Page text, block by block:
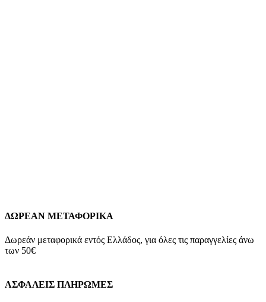
ΔΩΡΕΑΝ ΜΕΤΑΦΟΡΙΚΑ
Δωρεάν μεταφορικά εντός Ελλάδος, για όλες τις παραγγελίες άνω
των 50€
ΑΣΦΑΛΕΙΣ ΠΛΗΡΩΜΕΣ